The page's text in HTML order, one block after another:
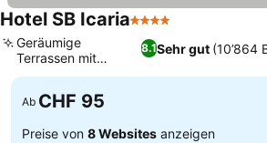
Hotel SB Icaria4 Sterne
8.1Sehr gut (10’864
Geräumige
Terrassen mit
Stadtblick
Ab CHF 95
Preise von 8 Websites anzeigen